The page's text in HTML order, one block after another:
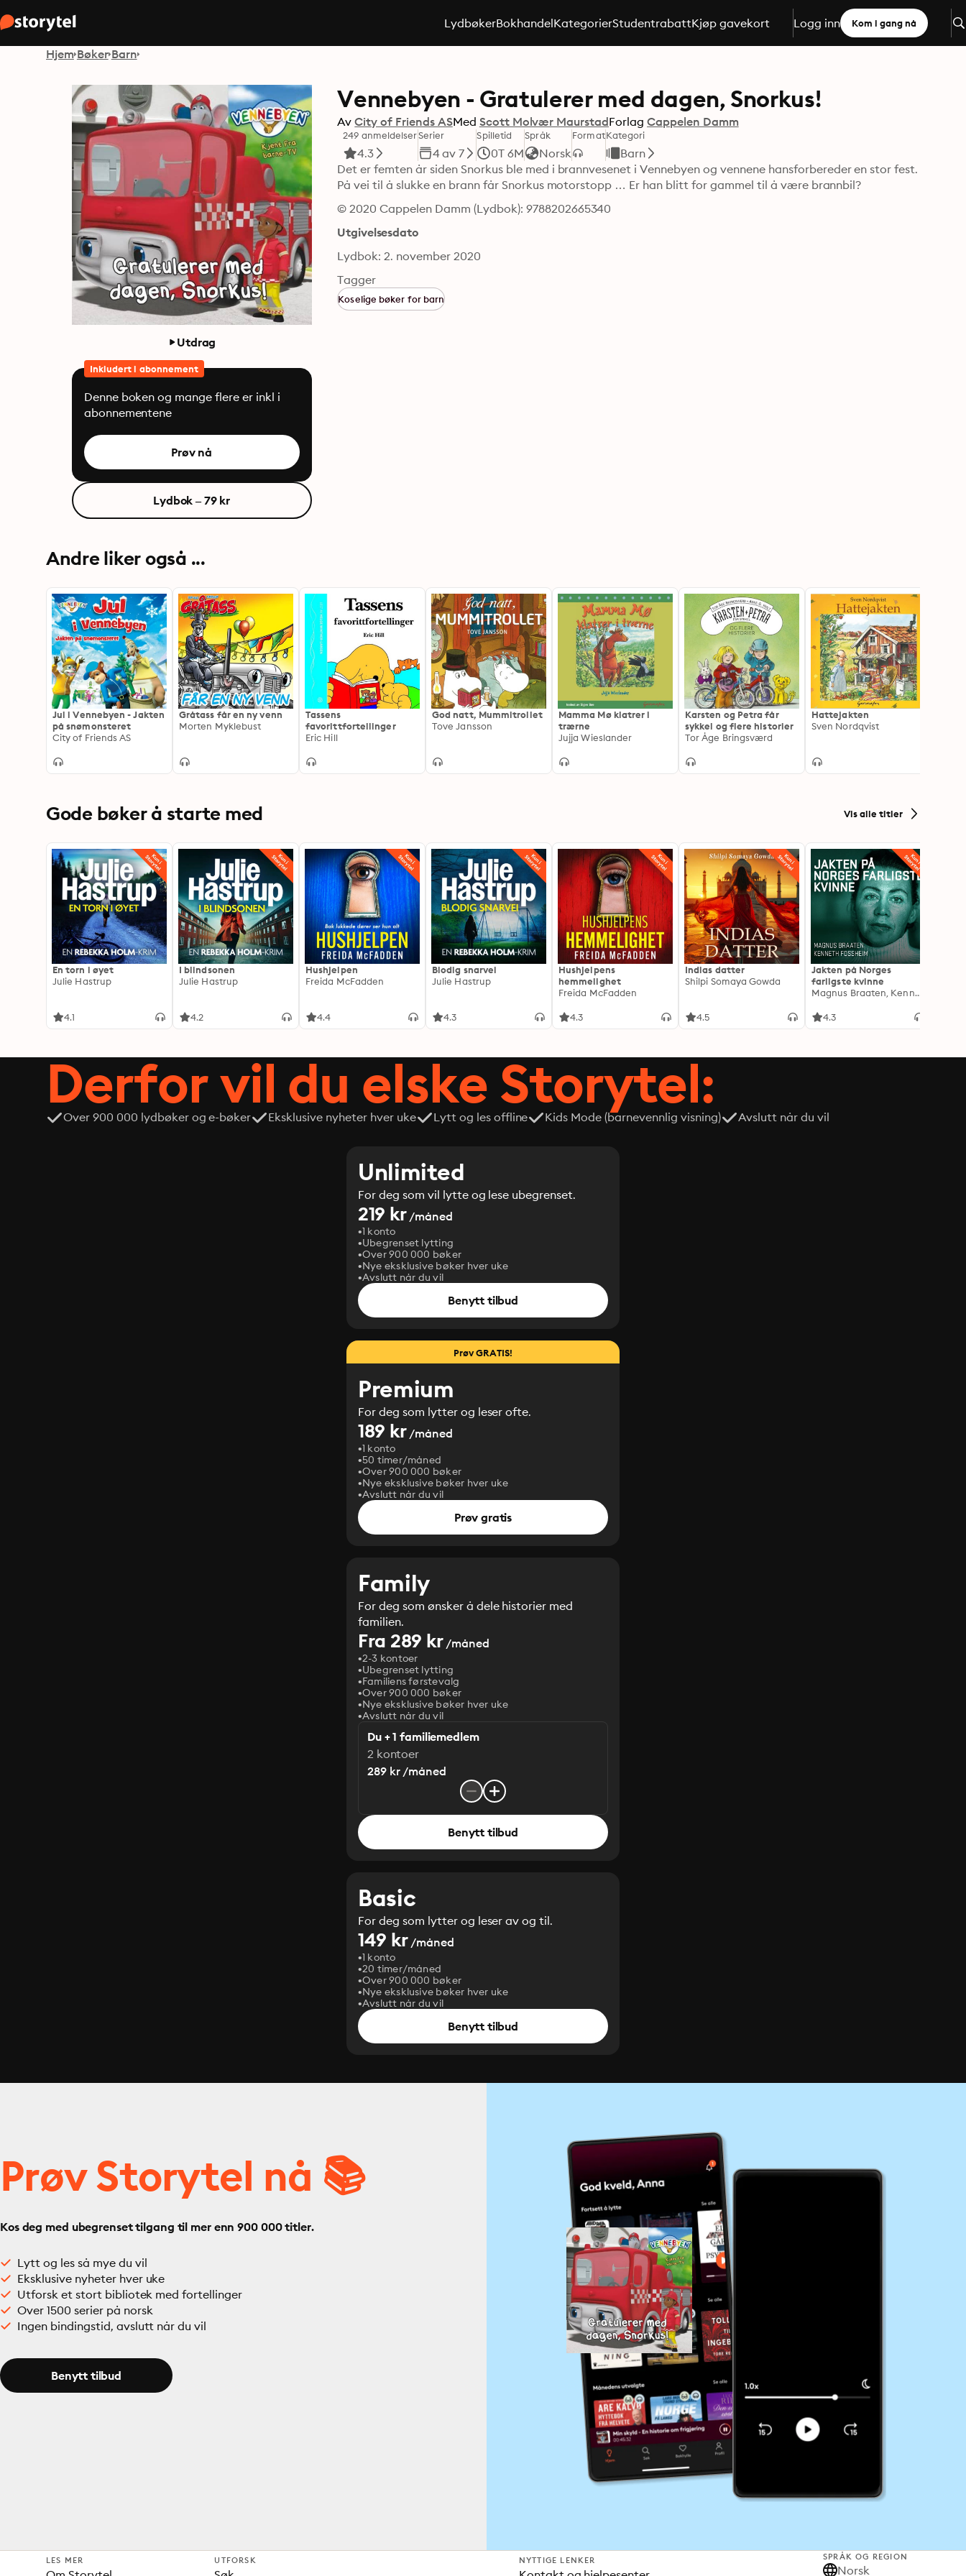
LydbøkerBokhandelKategorierStudentrabattKjøp gavekort Logg inn Kom i gang nå
Hjem Bøker Barn
Utdrag
Inkludert i abonnement
Denne boken og mange flere er inkl i
abonnementene
Prøv nå
Lydbok – 79 kr
Vennebyen - Gratulerer med dagen, Snorkus!
Av City of Friends ASMed Scott Molvær MaurstadForlag Cappelen Damm
249 anmeldelser
4.3
Serier
4 av 7
Spilletid
0T 6M
Språk
Norsk
FormatKategori
Barn
Det er femten år siden Snorkus ble med i brannvesenet i Vennebyen og vennene hansforbereder en stor fest.
På vei til å slukke en brann får Snorkus motorstopp … Er han blitt for gammel til å være brannbil?
© 2020 Cappelen Damm (Lydbok): 9788202665340
Utgivelsesdato
Lydbok: 2. november 2020
Tagger
Koselige bøker for barn
Andre liker også ...
Jul i Vennebyen - Jakten
på snømonsteret
City of Friends AS
Gråtass får en ny venn
Morten Myklebust
Tassens
favorittfortellinger
Eric Hill
God natt, Mummitrollet
Tove Jansson
Mamma Mø klatrer i
trærne
Jujja Wieslander
Karsten og Petra får
sykkel og flere historier
Tor Åge Bringsværd
Hattejakten
Sven Nordqvist
Gode bøker å starte med Vis alle titler
En torn i øyet
Julie Hastrup
4.1
I blindsonen
Julie Hastrup
4.2
Hushjelpen
Freida McFadden
4.4
Blodig snarvei
Julie Hastrup
4.3
Hushjelpens
hemmelighet
Freida McFadden
4.3
Indias datter
Shilpi Somaya Gowda
4.5
Jakten på Norges
farligste kvinne
Magnus Braaten, Kenneth Fossheim
4.3
Derfor vil du elske Storytel:
Over 900 000 lydbøker og e-bøker Eksklusive nyheter hver uke Lytt og les offline Kids Mode (barnevennlig visning) Avslutt når du vil
Unlimited
For deg som vil lytte og lese ubegrenset.
219 kr/måned
1 konto
Ubegrenset lytting
Over 900 000 bøker
Nye eksklusive bøker hver uke
Avslutt når du vil
Benytt tilbud
Prøv GRATIS!
Premium
For deg som lytter og leser ofte.
189 kr/måned
1 konto
50 timer/måned
Over 900 000 bøker
Nye eksklusive bøker hver uke
Avslutt når du vil
Prøv gratis
Family
For deg som ønsker å dele historier med
familien.
Fra 289 kr/måned
2-3 kontoer
Ubegrenset lytting
Familiens førstevalg
Over 900 000 bøker
Nye eksklusive bøker hver uke
Avslutt når du vil
Du + 1 familiemedlem
2 kontoer
289 kr /måned
Benytt tilbud
Basic
For deg som lytter og leser av og til.
149 kr/måned
1 konto
20 timer/måned
Over 900 000 bøker
Nye eksklusive bøker hver uke
Avslutt når du vil
Benytt tilbud
Prøv Storytel nå 📚
Kos deg med ubegrenset tilgang til mer enn 900 000 titler.
Lytt og les så mye du vil
Eksklusive nyheter hver uke
Utforsk et stort bibliotek med fortellinger
Over 1500 serier på norsk
Ingen bindingstid, avslutt når du vil
Benytt tilbud
LES MER UTFORSK NYTTIGE LENKER SPRÅK OG REGION
Norsk